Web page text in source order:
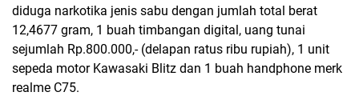
diduga narkotika jenis sabu dengan jumlah total berat
12,4677 gram, 1 buah timbangan digital, uang tunai
sejumlah Rp.800.000,- (delapan ratus ribu rupiah), 1 unit
sepeda motor Kawasaki Blitz dan 1 buah handphone merk
realme C75.